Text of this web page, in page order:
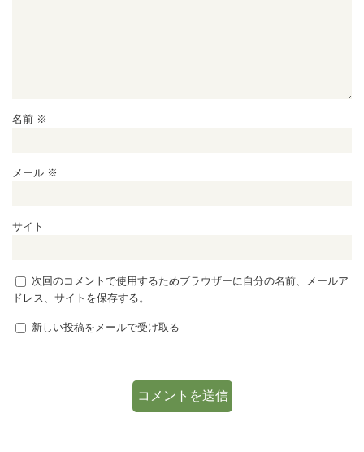
名前 ※
メール ※
サイト
次回のコメントで使用するためブラウザーに自分の名前、メールア
ドレス、サイトを保存する。
新しい投稿をメールで受け取る